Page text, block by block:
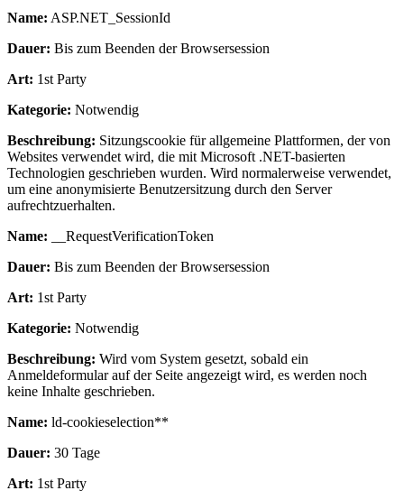
Name: ASP.NET_SessionId
Dauer: Bis zum Beenden der Browsersession
Art: 1st Party
Kategorie: Notwendig
Beschreibung: Sitzungscookie für allgemeine Plattformen, der von
Websites verwendet wird, die mit Microsoft .NET-basierten
Technologien geschrieben wurden. Wird normalerweise verwendet,
um eine anonymisierte Benutzersitzung durch den Server
aufrechtzuerhalten.
Name: __RequestVerificationToken
Dauer: Bis zum Beenden der Browsersession
Art: 1st Party
Kategorie: Notwendig
Beschreibung: Wird vom System gesetzt, sobald ein
Anmeldeformular auf der Seite angezeigt wird, es werden noch
keine Inhalte geschrieben.
Name: ld-cookieselection**
Dauer: 30 Tage
Art: 1st Party